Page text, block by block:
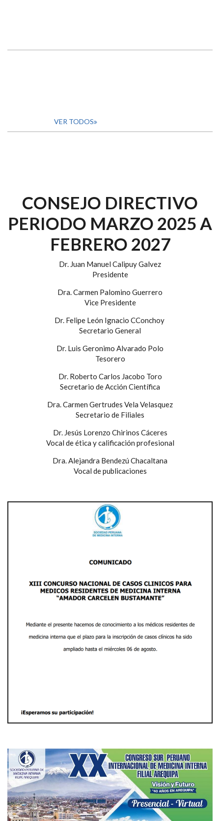
VER TODOS
CONSEJO DIRECTIVO
PERIODO MARZO 2025 A
FEBRERO 2027
Dr. Juan Manuel Calipuy Galvez
Presidente
Dra. Carmen Palomino Guerrero
Vice Presidente
Dr. Felipe León Ignacio CConchoy
Secretario General
Dr. Luis Geronimo Alvarado Polo
Tesorero
Dr. Roberto Carlos Jacobo Toro
Secretario de Acción Científica
Dra. Carmen Gertrudes Vela Velasquez
Secretario de Filiales
Dr. Jesús Lorenzo Chirinos Cáceres
Vocal de ética y calificación profesional
Dra. Alejandra Bendezú Chacaltana
Vocal de publicaciones